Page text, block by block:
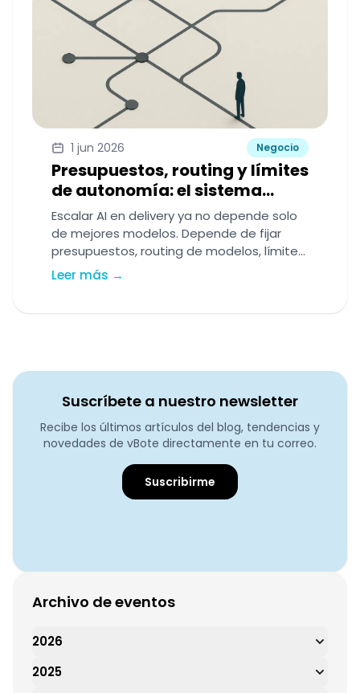
1 jun 2026 Negocio
Presupuestos, routing y límites
de autonomía: el sistema
operativo que necesita un CTO
para escalar AI en delivery
Escalar AI en delivery ya no depende solo
de mejores modelos. Depende de fijar
presupuestos, routing de modelos, límites
de autonomía y observabilidad suficiente
Leer más →
Suscríbete a nuestro newsletter
Recibe los últimos artículos del blog, tendencias y
novedades de vBote directamente en tu correo.
Suscribirme
Archivo de eventos
2026
2025